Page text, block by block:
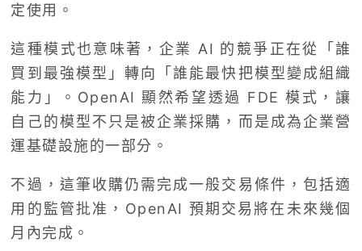
定使用。
這種模式也意味著，企業 AI 的競爭正在從「誰
買到最強模型」轉向「誰能最快把模型變成組織
能力」。OpenAI 顯然希望透過 FDE 模式，讓
自己的模型不只是被企業採購，而是成為企業營
運基礎設施的一部分。
不過，這筆收購仍需完成一般交易條件，包括適
用的監管批准，OpenAI 預期交易將在未來幾個
月內完成。